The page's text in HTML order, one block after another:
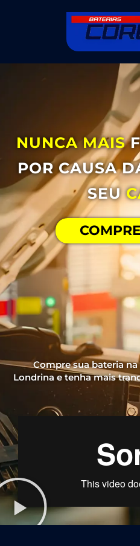
NUNCA MAIS
POR CAUSA
SEU
Compre sua bateria
Londrina e tenha mais